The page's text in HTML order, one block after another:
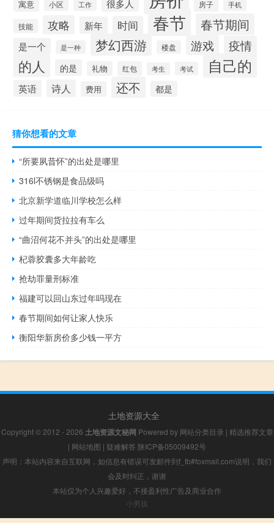
寓意 小区 工作 很多人 房子 手机
技能 攻略 新年 时间 春节 春节期间
是一个 是一种 梦幻西游 楼盘 游戏 疫情
的人 的是 礼物 红包 考生 考试 自己的
英语 诗人 费用 还不 都是
猜你想看的文章
“所要夙昔怀”的出处是哪里
316l不锈钢是食品级吗
北京新学道临川学校怎么样
过年期间货拉拉有车么
“曲沼何花不并头”的出处是哪里
杞蓉胶囊多大年龄吃
抢劫罪量刑标准
福建可以回山东过年吗现在
春节期间如何让家人快乐
衡阳华新房价多少钱一平方
土地资源大全
Copyright © 2012 - 2026 土地资源文秘网 Powered by 网站分类目录 | 精选推荐文章
| 网站地图 | 疑难解答 陕ICP备05009492号
声明：本站内容来自互联网，如信息有错误可发邮件到f_fb#foxmail.com说明，我们
会及时纠正，谢谢
本站仅为个人兴趣爱好，不接盈利性广告及商业合作
小男孩